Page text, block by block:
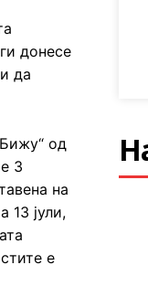
донесе
да
од
3
на
13 јули,
е